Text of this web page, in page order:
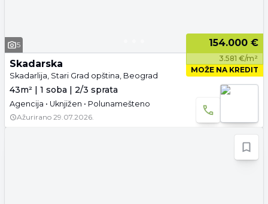
5 154.000 €
3.581 €/m²
MOŽE NA KREDIT
Skadarska
Skadarlija, Stari Grad opština, Beograd
43m² | 1 soba | 2/3 sprata
Agencija • Uknjižen • Polunamešteno
Ažurirano 29.07.2026.